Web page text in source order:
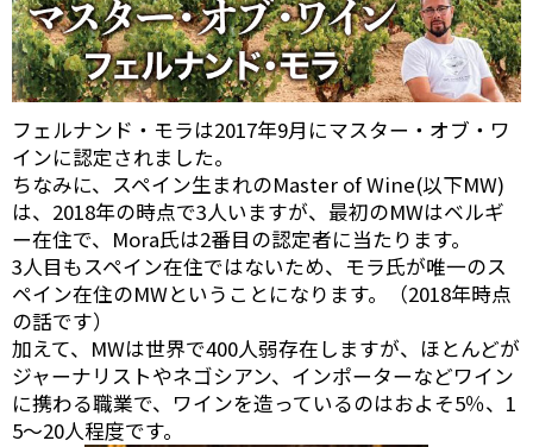
フェルナンド・モラは2017年9月にマスター・オブ・ワ
インに認定されました。
ちなみに、スペイン生まれのMaster of Wine(以下MW)
は、2018年の時点で3人いますが、最初のMWはベルギ
ー在住で、Mora氏は2番目の認定者に当たります。
3人目もスペイン在住ではないため、モラ氏が唯一のス
ペイン在住のMWということになります。（2018年時点
の話です）
加えて、MWは世界で400人弱存在しますが、ほとんどが
ジャーナリストやネゴシアン、インポーターなどワイン
に携わる職業で、ワインを造っているのはおよそ5％、1
5～20人程度です。